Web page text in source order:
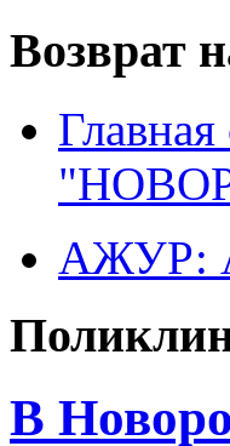
Возврат
АЖУР:
В